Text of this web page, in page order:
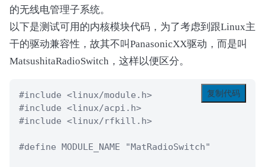
                {
                    HOUP++
                    HOUP %= 0x20
                }
            Method (HINF, 0, Serialized)
            {
                If ((HINP == HOUP))
的无线电管理子系统。
以下是测试可用的内核模块代码，为了考虑到跟Linux主
干的驱动兼容性，故其不叫PanasonicXX驱动，而是叫
MatsushitaRadioSwitch，这样以便区分。
复制代码
#include <linux/module.h>
#include <linux/acpi.h>
#include <linux/rfkill.h>
#define MODULE_NAME "MatRadioSwitch"